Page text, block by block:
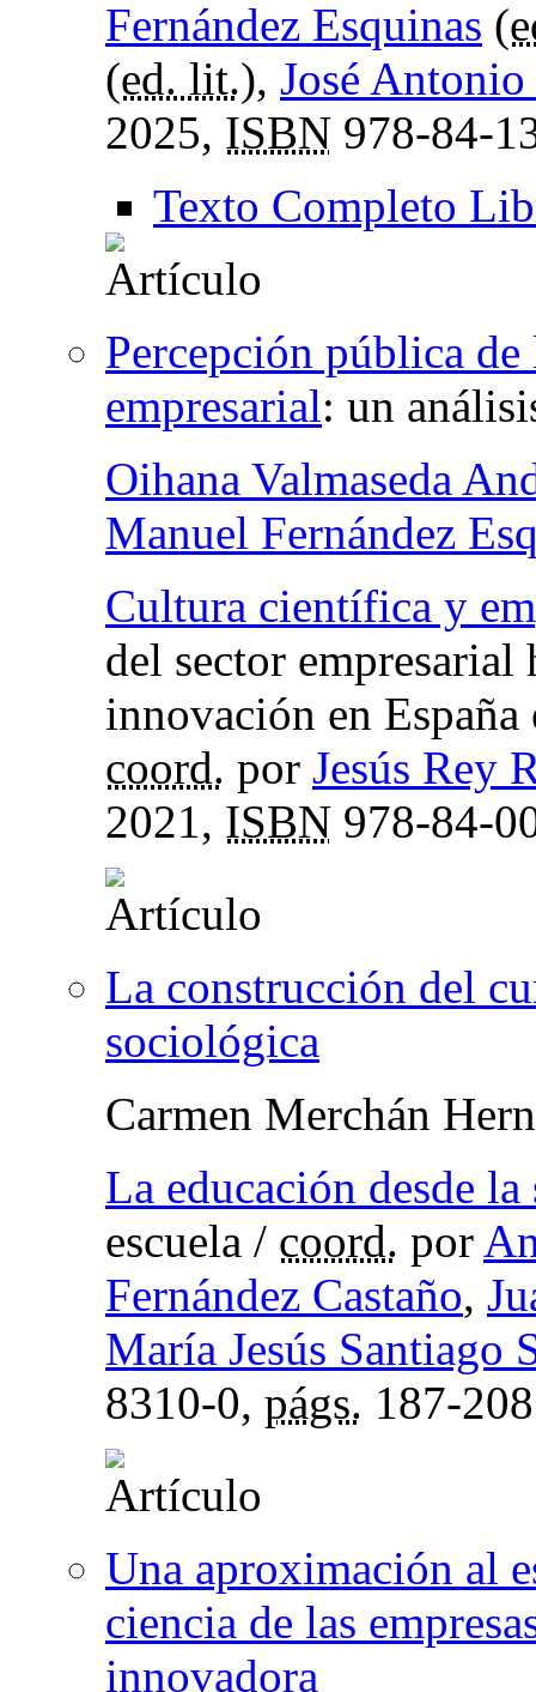
Fernández Esquinas (
(ed. lit.), José
2025, ISBN 978-84-
Texto Completo
Percepción pública
empresarial: un
Oihana Valmaseda
Manuel Fernández
Cultura científica y
del sector
innovación en
coord. por Jesús Rey
2021, ISBN 978-84-
La construcción del
sociológica
Carmen Merchán
La educación desde
escuela / coord. por
Fernández Castaño,
María Jesús Santiago
8310-0, págs. 187-208
Una aproximación al
ciencia de las
innovadora